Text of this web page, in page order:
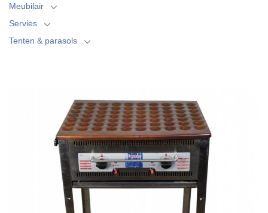
Meubilair
Servies
Tenten & parasols